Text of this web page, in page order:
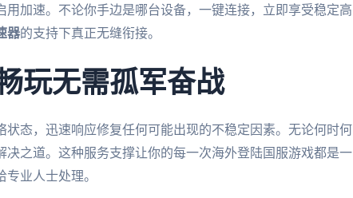
加速。不论你手边是哪台设备，一键连接，立即享受稳定高
器的支持下真正无缝衔接。
玩无需孤军奋战
态，迅速响应修复任何可能出现的不稳定因素。无论何时何
决之道。这种服务支撑让你的每一次海外登陆国服游戏都是一
业人士处理。